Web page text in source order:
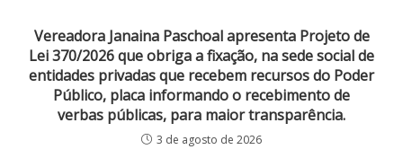
Vereadora Janaina Paschoal apresenta Projeto de
Lei 370/2026 que obriga a fixação, na sede social de
entidades privadas que recebem recursos do Poder
Público, placa informando o recebimento de
verbas públicas, para maior transparência.
3 de agosto de 2026